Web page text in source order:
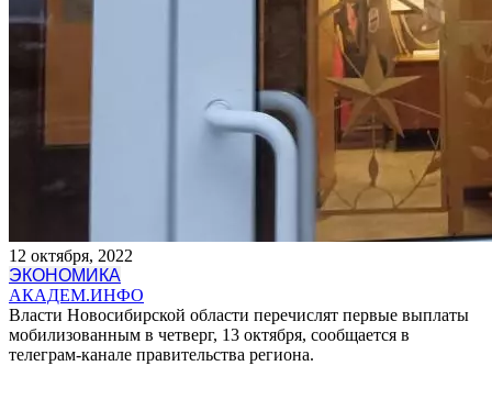
12 октября, 2022
ЭКОНОМИКА
АКАДЕМ.ИНФО
Власти Новосибирской области перечислят первые выплаты
мобилизованным в четверг, 13 октября, сообщается в
телеграм-канале правительства региона.